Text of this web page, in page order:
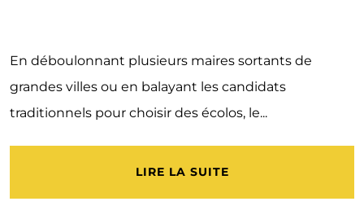
En déboulonnant plusieurs maires sortants de
grandes villes ou en balayant les candidats
traditionnels pour choisir des écolos, le...
LIRE LA SUITE